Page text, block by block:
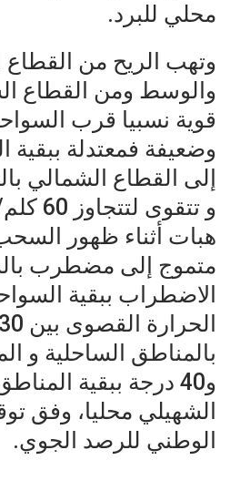
محلي للبرد.
وتهب الريح من القطاع
والوسط ومن القطاع
قوية نسبيا قرب
وضعيفة فمعتدلة ببقية
إلى القطاع الشمالي
و
هبات أثناء ظهور
متموج إلى مضطرب
الاضطراب ببقية
و40 درجة ببقية
الشهيلي محليا، وفق
الوطني للرصد الجوي.